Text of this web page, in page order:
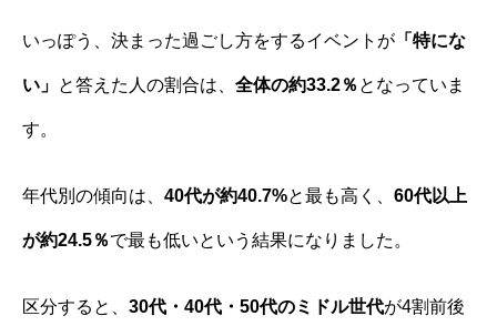
いっぽう、決まった過ごし方をするイベントが 「特にな
い」 と答えた人の割合は、 全体の約33.2％ となっていま
す。
年代別の傾向は、 40代が約40.7%と最も高く、 60代以上
が約24.5％で最も低いという結果になりました。
区分すると、 30代・40代・50代のミドル世代が4割前後